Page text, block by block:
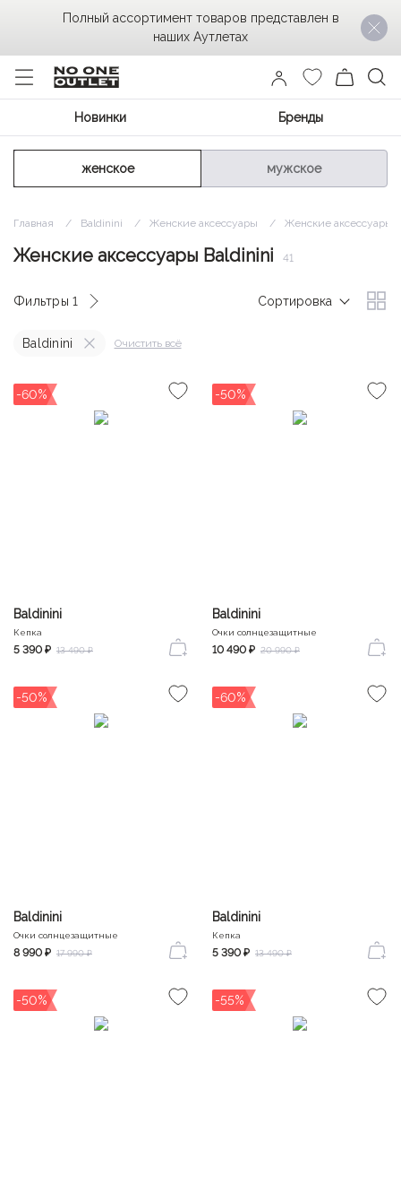
Новинки Бренды
женское мужское
Главная Baldinini Женские аксессуары Женские аксессуары
Женские аксессуары Baldinini 41
Фильтры 1 Сортировка
Baldinini Очистить всё
-60%
Baldinini
Кепка
5 390 ₽ 13 490 ₽
-50%
Baldinini
Очки солнцезащитные
10 490 ₽ 20 990 ₽
-50%
Baldinini
Очки солнцезащитные
8 990 ₽ 17 990 ₽
-60%
Baldinini
Кепка
5 390 ₽ 13 490 ₽
-50% -55%
Полный ассортимент товаров представлен в
наших Аутлетах